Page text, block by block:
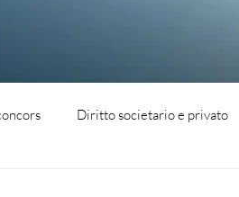
Diritto societario e privato